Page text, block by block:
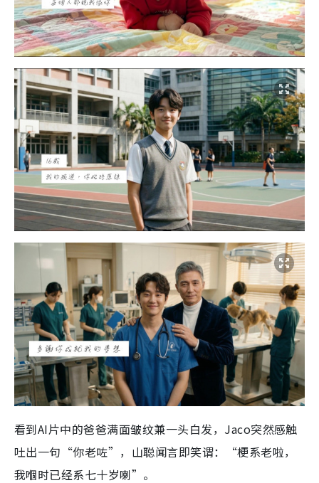
看到AI片中的爸爸满面皱纹兼一头白发，Jaco突然感触
吐出一句“你老咗”，山聪闻言即笑谓：“梗系老啦，
我嗰时已经系七十岁喇”。